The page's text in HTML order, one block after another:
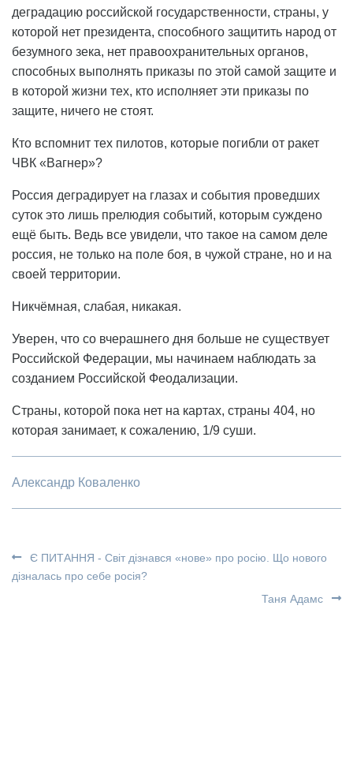
деградацию российской государственности, страны, у
которой нет президента, способного защитить народ от
безумного зека, нет правоохранительных органов,
способных выполнять приказы по этой самой защите и
в которой жизни тех, кто исполняет эти приказы по
защите, ничего не стоят.
Кто вспомнит тех пилотов, которые погибли от ракет
ЧВК «Вагнер»?
Россия деградирует на глазах и события проведших
суток это лишь прелюдия событий, которым суждено
ещё быть. Ведь все увидели, что такое на самом деле
россия, не только на поле боя, в чужой стране, но и на
своей территории.
Никчёмная, слабая, никакая.
Уверен, что со вчерашнего дня больше не существует
Российской Федерации, мы начинаем наблюдать за
созданием Российской Феодализации.
Страны, которой пока нет на картах, страны 404, но
которая занимает, к сожалению, 1/9 суши.
Александр Коваленко
Є ПИТАННЯ - Світ дізнався «нове» про росію. Що нового
дізналась про себе росія?
Таня Адамс